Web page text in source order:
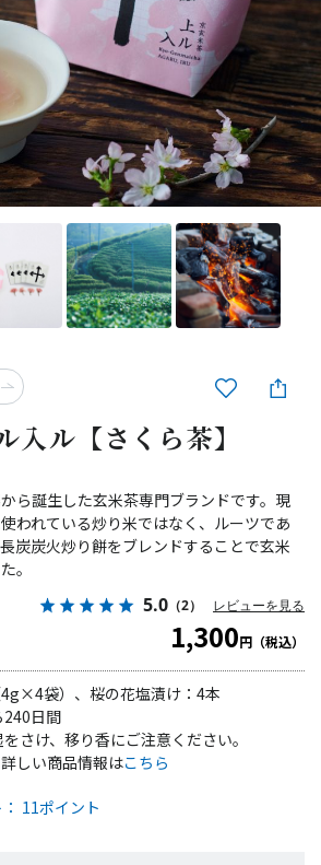
入ル【さくら茶】
ら誕生した玄米茶専門ブランドです。現
われている炒り米ではなく、ルーツであ
炭炭火炒り餅をブレンドすることで玄米
。
5.0 （2） レビューを見る
1,300円（税込）
袋）、桜の花塩漬け：4本
240日間
さけ、移り香にご注意ください。
11ポイント
しい商品情報はこちら